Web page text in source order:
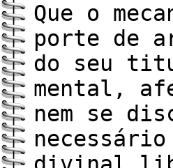
Que o
porte de
do seu
mental,
nem se